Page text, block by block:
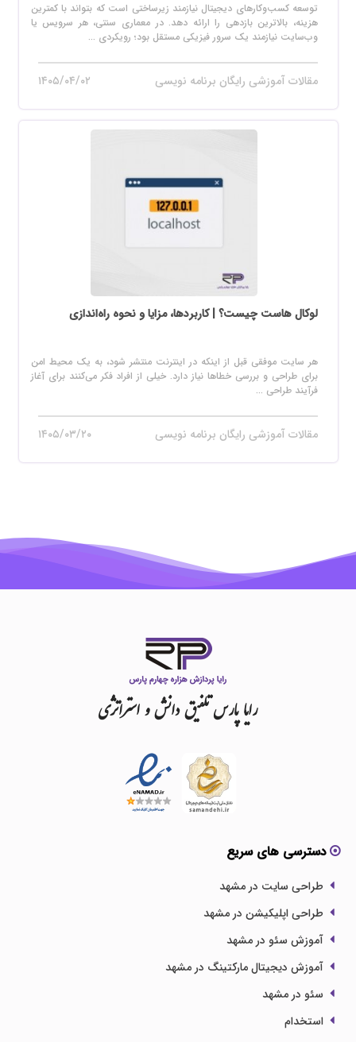
توسعه کسب‌وکارهای دیجیتال نیازمند زیرساختی است که بتواند با کمترین
هزینه، بالاترین بازدهی را ارائه دهد. در معماری سنتی، هر سرویس یا
وب‌سایت نیازمند یک سرور فیزیکی مستقل بود؛ رویکردی ...
مقالات آموزشی رایگان برنامه نویسی ۱۴۰۵/۰۴/۰۲
لوکال هاست چیست؟ | کاربردها، مزایا و نحوه راه‌اندازی
هر سایت موفقی قبل از اینکه در اینترنت منتشر شود، به یک محیط امن
برای طراحی و بررسی خطاها نیاز دارد. خیلی از افراد فکر می‌کنند برای آغاز
فرآیند طراحی ...
مقالات آموزشی رایگان برنامه نویسی ۱۴۰۵/۰۳/۲۰
رایاپارستلفیقدانشواستراتژی
دسترسی های سریع
طراحی سایت در مشهد
طراحی اپلیکیشن در مشهد
آموزش سئو در مشهد
آموزش دیجیتال مارکتینگ در مشهد
سئو در مشهد
استخدام